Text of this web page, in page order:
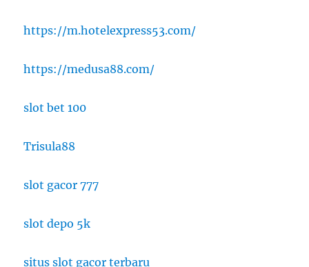
https://m.hotelexpress53.com/
https://medusa88.com/
slot bet 100
Trisula88
slot gacor 777
slot depo 5k
situs slot gacor terbaru